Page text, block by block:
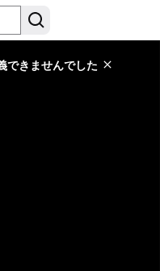
できませんでした